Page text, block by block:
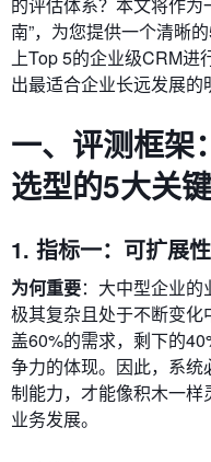
南”，为您提供一个清晰
上Top 5的企业级CRM进
出最适合企业长远发展的
一、评测框架
选型的5大关
1. 指标一：可扩展
为何重要：大中型企业
极其复杂且处于不断变
盖60%的需求，剩下的
争力的体现。因此，系
制能力，才能像积木一
业务发展。